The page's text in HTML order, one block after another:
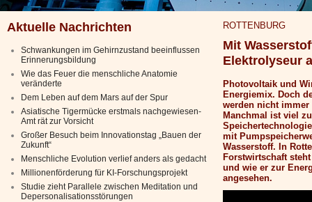
Aktuelle Nachrichten
Schwankungen im Gehirnzustand beeinflussen
Erinnerungsbildung
Wie das Feuer die menschliche Anatomie
veränderte
Dem Leben auf dem Mars auf der Spur
Asiatische Tigermücke erstmals nachgewiesen-
Amt rät zur Vorsicht
Großer Besuch beim Innovationstag „Bauen der
Zukunft“
Menschliche Evolution verlief anders als gedacht
Millionenförderung für KI-Forschungsprojekt
Studie zieht Parallele zwischen Meditation und
Depersonalisationsstörungen
ROTTENBURG
Mit
Elektrolyseur
Photovoltaik und
Energiemix. Doch
werden nicht
Manchmal ist viel
mit
Wasserstoff. In
Forstwirtschaft
und wie er zur
angesehen.